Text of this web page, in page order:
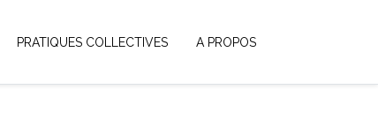
PRATIQUES COLLECTIVES A PROPOS